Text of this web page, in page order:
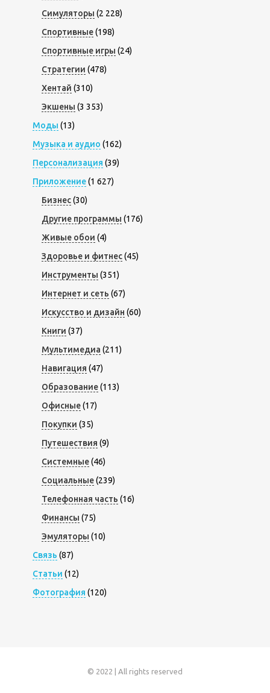
Симуляторы (2 228)
Спортивные(198)
Спортивные игры (24)
Стратегии (478)
Хентай (310)
Экшены (3 353)
Моды (13)
Музыка и аудио (162)
Персонализация (39)
Приложение(1 627)
Бизнес(30)
Другие программы (176)
Живые обои (4)
Здоровье и фитнес(45)
Инструменты (351)
Интернет и сеть (67)
Искусство и дизайн (60)
Книги (37)
Мультимедиа (211)
Навигация (47)
Образование(113)
Офисные(17)
Покупки (35)
Путешествия (9)
Системные(46)
Социальные(239)
Телефонная часть (16)
Финансы (75)
Эмуляторы (10)
Связь (87)
Статьи (12)
Фотография (120)
© 2022 | All rights reserved